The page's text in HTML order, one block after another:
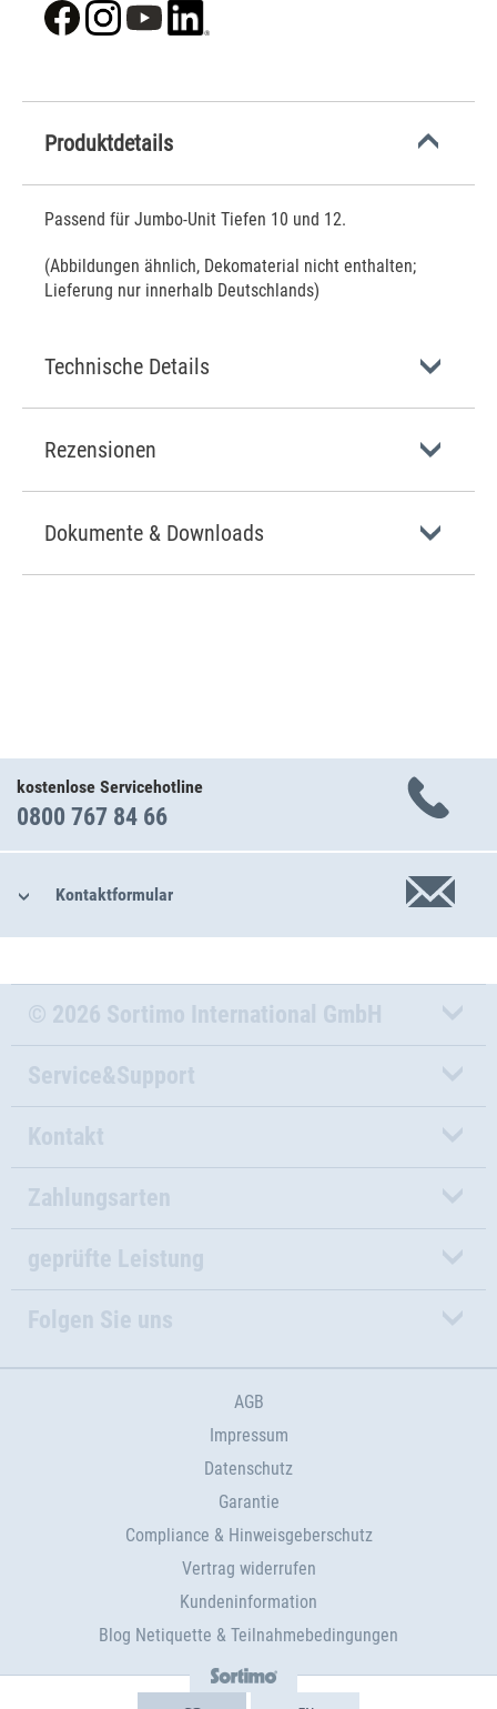
Produktdetails
Passend für Jumbo-Unit Tiefen 10 und 12.
(Abbildungen ähnlich, Dekomaterial nicht enthalten;
Lieferung nur innerhalb Deutschlands)
Technische Details
Rezensionen
Dokumente & Downloads
kostenlose Servicehotline
0800 767 84 66
Kontaktformular
© 2026 Sortimo International GmbH
Service&Support
Kontakt
Zahlungsarten
geprüfte Leistung
Folgen Sie uns
AGB
Impressum
Datenschutz
Garantie
Compliance & Hinweisgeberschutz
Vertrag widerrufen
Kundeninformation
Blog Netiquette & Teilnahmebedingungen